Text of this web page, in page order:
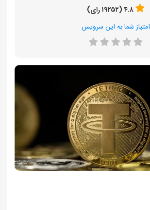
۴.۸ (۱۹۲۵۲ رای)
امتیاز شما به این سرویس